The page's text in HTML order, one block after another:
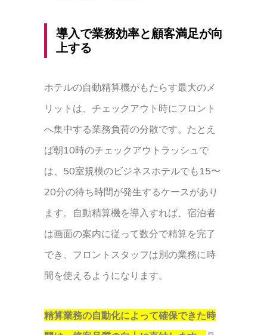
導入で業務効率と顧客満足が向
上する
ホテルの自動精算機がもたらす最大のメ
リットは、チェックアウト時にフロント
へ集中する業務負荷の分散です。たとえ
ば朝10時のチェックアウトラッシュで
は、50室規模のビジネスホテルでも15〜
20分の待ち時間が発生するケースがあり
ます。自動精算機を導入すれば、宿泊者
は画面の案内に従って数分で精算を完了
でき、フロントスタッフは別の業務に時
間を使えるようになります。
精算業務の自動化によって確保できた時